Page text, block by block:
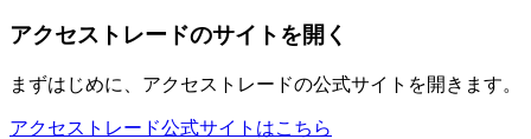
アクセストレードのサイトを開く
まずはじめに、アクセストレードの公式サイトを開きます。
アクセストレード公式サイトはこちら